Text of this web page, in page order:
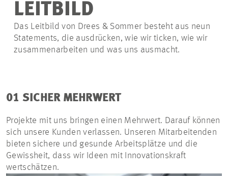
LEITBILD
Das Leitbild von Drees & Sommer besteht aus neun
Statements, die ausdrücken, wie wir ticken, wie wir
zusammenarbeiten und was uns ausmacht.
01 SICHER MEHRWERT
Projekte mit uns bringen einen Mehrwert. Darauf können
sich unsere Kunden verlassen. Unseren Mitarbeitenden
bieten sichere und gesunde Arbeitsplätze und die
Gewissheit, dass wir Ideen mit Innovationskraft
wertschätzen.